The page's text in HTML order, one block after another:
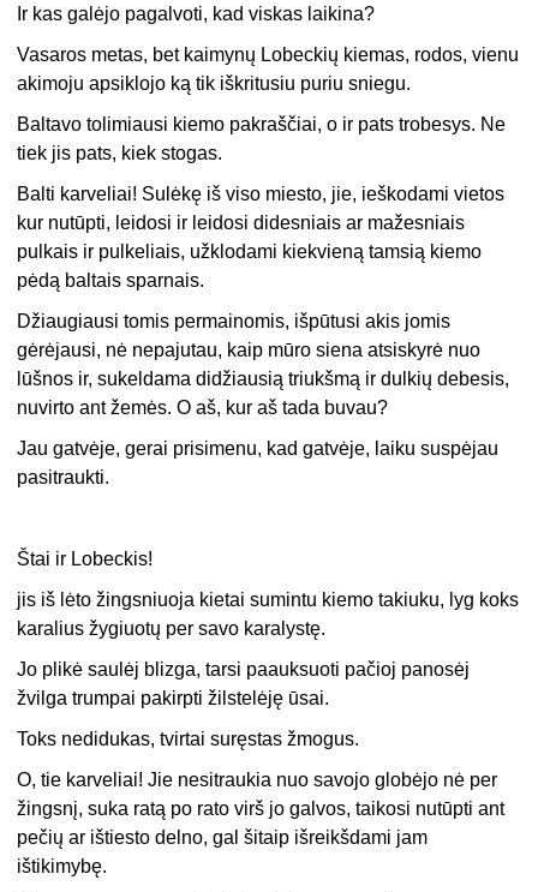
Ir kas galėjo pagalvoti, kad viskas laikina?
Vasaros metas, bet kaimynų Lobeckių kiemas, rodos, vienu
akimoju apsiklojo ką tik iškritusiu puriu sniegu.
Baltavo tolimiausi kiemo pakraščiai, o ir pats trobesys. Ne
tiek jis pats, kiek stogas.
Balti karveliai! Sulėkę iš viso miesto, jie, ieškodami vietos
kur nutūpti, leidosi ir leidosi didesniais ar mažesniais
pulkais ir pulkeliais, užklodami kiekvieną tamsią kiemo
pėdą baltais sparnais.
Džiaugiausi tomis permainomis, išpūtusi akis jomis
gėrėjausi, nė nepajutau, kaip mūro siena atsiskyrė nuo
lūšnos ir, sukeldama didžiausią triukšmą ir dulkių debesis,
nuvirto ant žemės. O aš, kur aš tada buvau?
Jau gatvėje, gerai prisimenu, kad gatvėje, laiku suspėjau
pasitraukti.
Štai ir Lobeckis!
jis iš lėto žingsniuoja kietai sumintu kiemo takiuku, lyg koks
karalius žygiuotų per savo karalystę.
Jo plikė saulėj blizga, tarsi paauksuoti pačioj panosėj
žvilga trumpai pakirpti žilstelėję ūsai.
Toks nedidukas, tvirtai suręstas žmogus.
O, tie karveliai! Jie nesitraukia nuo savojo globėjo nė per
žingsnį, suka ratą po rato virš jo galvos, taikosi nutūpti ant
pečių ar ištiesto delno, gal šitaip išreikšdami jam
ištikimybę.